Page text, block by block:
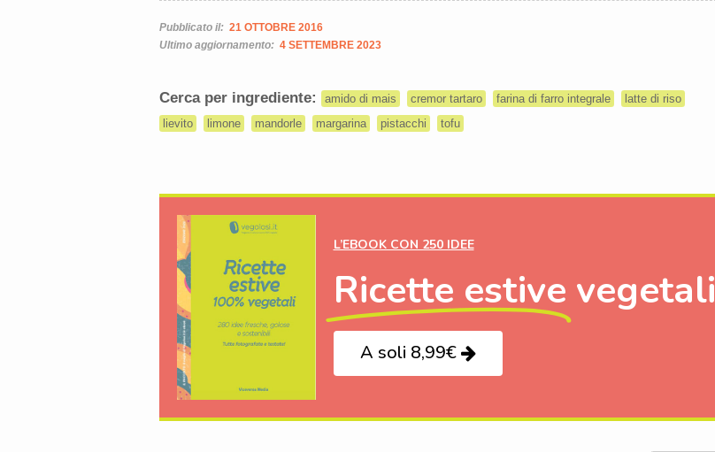
Pubblicato il: 21 OTTOBRE 2016
Ultimo aggiornamento: 4 SETTEMBRE 2023
Cerca per ingrediente: amido di mais cremor tartaro farina di farro integrale
latte di riso
lievito
limone mandorle margarina pistacchi tofu
L’EBOOK CON 250 IDEE
Ricette estive vegetali
A soli 8,99€